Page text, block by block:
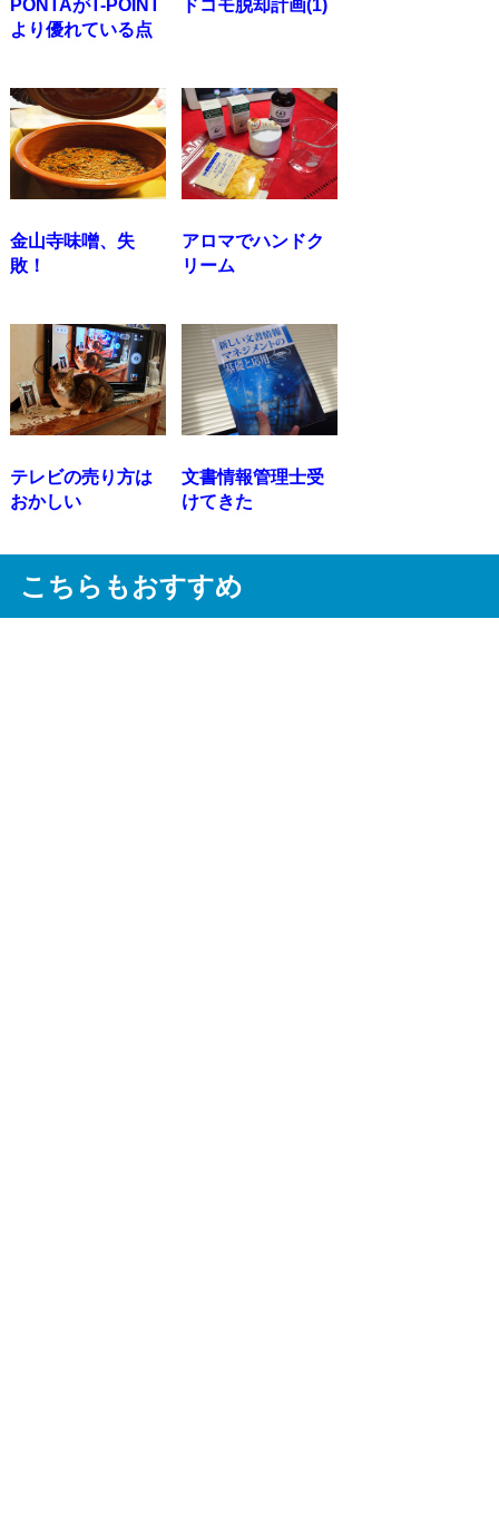
PONTAがT-POINT
より優れている点
ドコモ脱却計画(1)
金山寺味噌、失
敗！
アロマでハンドク
リーム
テレビの売り方は
おかしい
文書情報管理士受
けてきた
こちらもおすすめ